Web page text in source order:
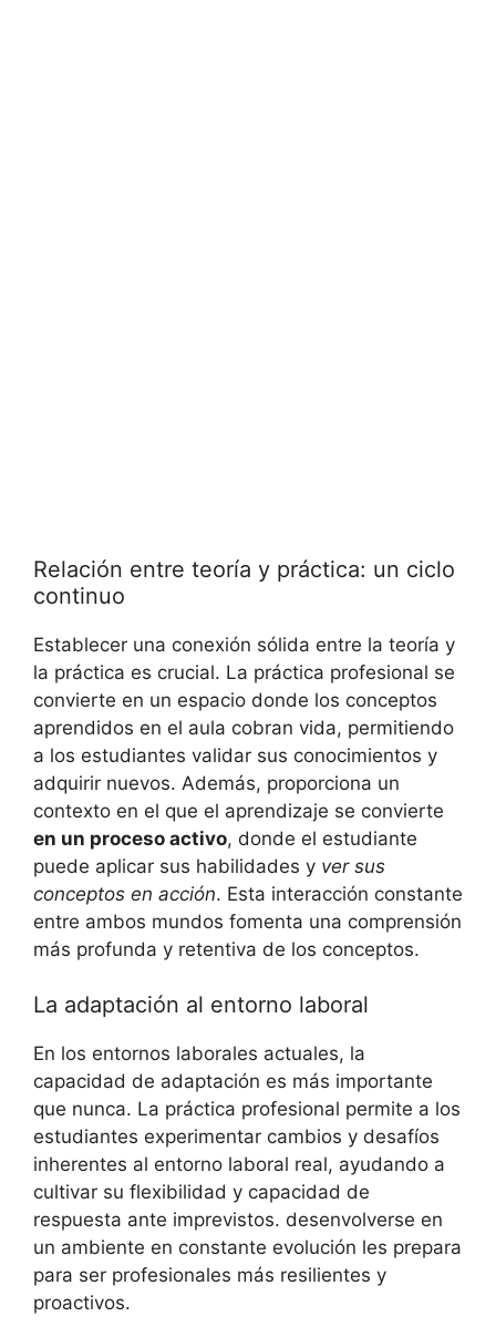
Relación entre ‍teoría⁢ y práctica: un ciclo
continuo
Establecer una conexión sólida entre la teoría‌ y⁤
la práctica es crucial. La práctica profesional se
convierte en un espacio​ donde los conceptos
aprendidos en ​el aula cobran vida, ‍permitiendo
a los estudiantes validar sus conocimientos y ​
adquirir nuevos. Además, proporciona un
contexto en⁢ el que‍ el aprendizaje se convierte
en un proceso‌ activo, donde el estudiante
puede aplicar ‌sus habilidades y ver sus
⁤conceptos en acción. Esta ⁣interacción constante​
entre ambos mundos fomenta una comprensión
más profunda y retentiva de ⁢los conceptos.
La adaptación al ⁣entorno​ laboral
En ‌los⁤ entornos⁣ laborales actuales, la
capacidad de ‍adaptación es ⁤más importante
que‌ nunca.‍ La práctica profesional ⁣permite ‌a los
estudiantes experimentar cambios y desafíos
inherentes al ⁢entorno laboral real, ‌ayudando a
⁣cultivar su ‍flexibilidad y capacidad de
respuesta ante imprevistos. desenvolverse⁢ en
un ambiente en constante evolución les prepara
para ser profesionales más resilientes ​y
proactivos.